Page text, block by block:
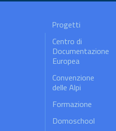
Progetti
Centro di
Documentazione
Europea
Convenzione
delle Alpi
Formazione
Domoschool